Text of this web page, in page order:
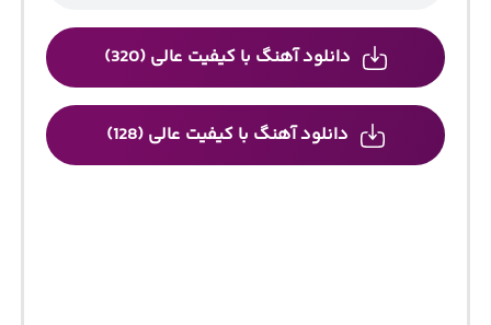
دانلود آهنگ با کیفیت عالی (320)
دانلود آهنگ با کیفیت عالی (128)